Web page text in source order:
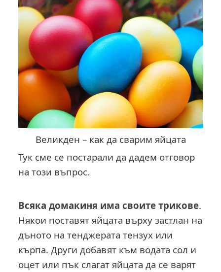
Великден – как да сварим яйцата
Тук сме се постарали да дадем отговор
на този въпрос.
Всяка домакиня има своите трикове.
Някои поставят яйцата върху застлан на
дъното на тенджерата тензух или
кърпа. Други добавят към водата сол и
оцет или пък слагат яйцата да се варят